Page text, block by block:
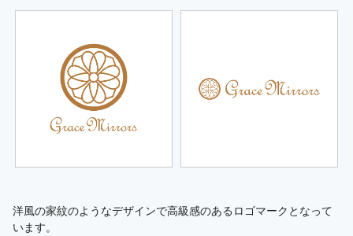
洋風の家紋のようなデザインで高級感のあるロゴマークとなって
います。